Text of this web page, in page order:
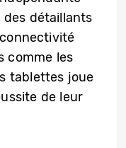
des détaillants
comme les
tablettes joue
de leur